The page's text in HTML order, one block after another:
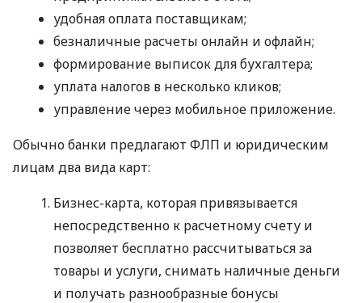
удобная оплата поставщикам;
безналичные расчеты онлайн и офлайн;
формирование выписок для бухгалтера;
уплата налогов в несколько кликов;
управление через мобильное приложение.
Обычно банки предлагают ФЛП и юридическим
лицам два вида карт:
Бизнес-карта, которая привязывается
непосредственно к расчетному счету и
позволяет бесплатно рассчитываться за
товары и услуги, снимать наличные деньги
и получать разнообразные бонусы